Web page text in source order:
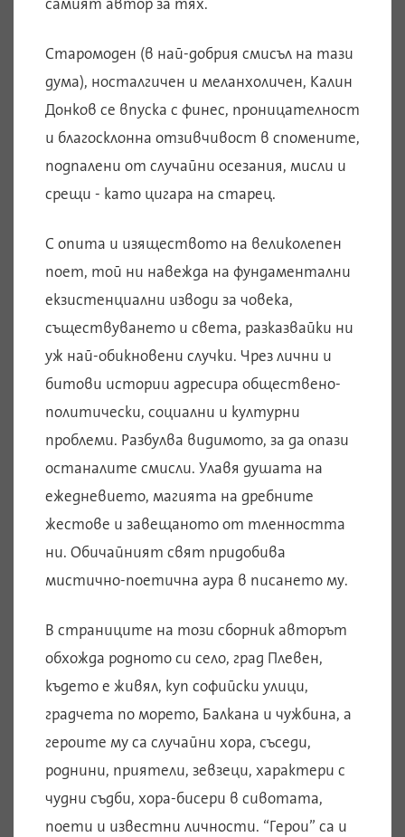
Старомоден (в най-добрия смисъл на тази
дума), носталгичен и меланхоличен, Калин
Донков се впуска с финес, проницателност
и благосклонна отзивчивост в спомените,
подпалени от случайни осезания, мисли и
срещи - като цигара на старец.
С опита и изяществото на великолепен
поет, той ни навежда на фундаментални
екзистенциални изводи за човека,
съществуването и света, разказвайки ни
уж най-обикновени случки. Чрез лични и
битови истории адресира обществено-
политически, социални и културни
проблеми. Разбулва видимото, за да опази
останалите смисли. Улавя душата на
ежедневието, магията на дребните
жестове и завещаното от тленността
ни. Обичайният свят придобива
мистично-поетична аура в писането му.
В страниците на този сборник авторът
обхожда родното си село, град Плевен,
където е живял, куп софийски улици,
градчета по морето, Балкана и чужбина, а
героите му са случайни хора, съседи,
роднини, приятели, зевзеци, характери с
чудни съдби, хора-бисери в сивотата,
поети и известни личности. “Герои” са и